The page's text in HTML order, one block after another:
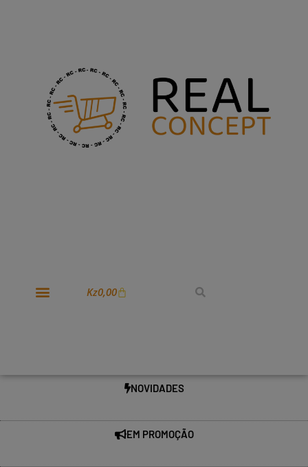
Kz0,00
NOVIDADES
EM PROMOÇÃO